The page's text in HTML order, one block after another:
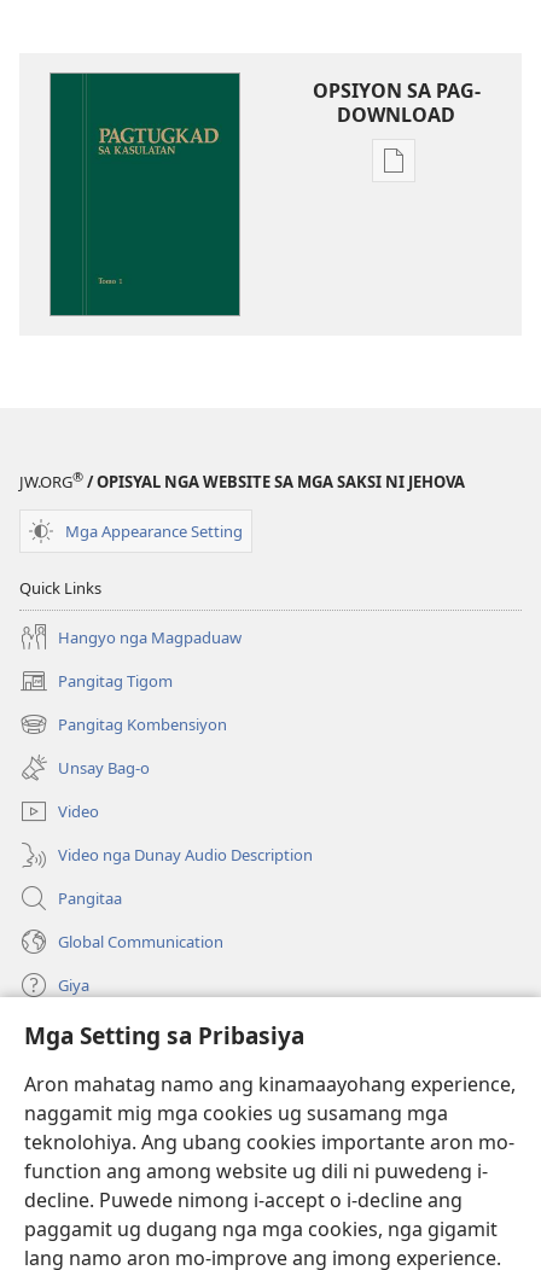
Mga Setting sa Pribasiya
Aron mahatag namo ang kinamaayohang experience,
naggamit mig mga cookies ug susamang mga
teknolohiya. Ang ubang cookies importante aron mo-
function ang among website ug dili ni puwedeng i-
decline. Puwede nimong i-accept o i-decline ang
paggamit ug dugang nga mga cookies, nga gigamit
lang namo aron mo-improve ang imong experience.
OPSIYON SA PAG-
DOWNLOAD
Opsiyon
JW.ORG® / OPISYAL NGA WEBSITE SA MGA SAKSI NI JEHOVA
Mga Appearance Setting
Quick Links
Hangyo nga Magpaduaw
Pangitag Tigom
(mo-
open
ug
bag-
ong
window)
Pangitag Kombensiyon
(mo-
open
ug
bag-
ong
window)
Unsay Bag-o
Video
Video nga Dunay Audio Description
Pangitaa
Global Communication
Giya
Donasyon
(mo-
open
bag-
ong
window)
Watchtower ONLINE NGA LIBRARYA
(mo-
open
ug
bag-
window)
JW Hub
(mo-
open
ug
bag-
JW Library